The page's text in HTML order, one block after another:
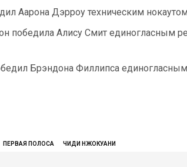
Аарона Дэрроу техническим
победила Алису Смит единогласным
Брэндона Филлипса
ПЕРВАЯ ПОЛОСА ЧИДИ НЖОКУАНИ